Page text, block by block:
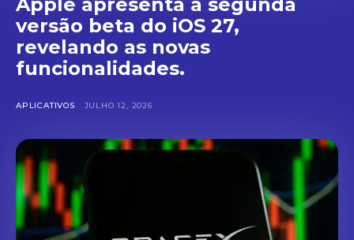
versão beta do iOS 27,
revelando as novas
funcionalidades.
APLICATIVOS JULHO 12, 2026